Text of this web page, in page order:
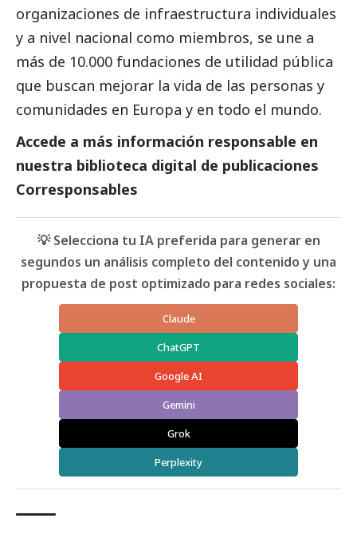
organizaciones de infraestructura individuales
y a nivel nacional como miembros, se une a
más de 10.000 fundaciones de utilidad pública
que buscan mejorar la vida de las personas y
comunidades en Europa y en todo el mundo.
Accede a más información responsable en
nuestra biblioteca digital de publicaciones
Corresponsables
💡 Selecciona tu IA preferida para generar en
segundos un análisis completo del contenido y una
propuesta de post optimizado para redes sociales:
Claude
ChatGPT
Google AI
Gemini
Grok
Perplexity